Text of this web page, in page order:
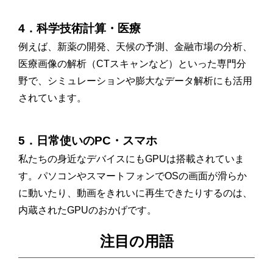
4．科学技術計算・医療
例えば、新薬の開発、天候の予測、金融市場の分析、
医療画像の解析（CTスキャンなど）といった専門分
野で、シミュレーションや膨大なデータ解析にも活用
されています。
5．日常使いのPC・スマホ
私たちの身近なデバイスにもGPUは搭載されていま
す。パソコンやスマートフォンでOSの画面が滑らか
に動いたり、動画をきれいに再生できたりするのは、
内蔵されたGPUのおかげです。
注目の用語